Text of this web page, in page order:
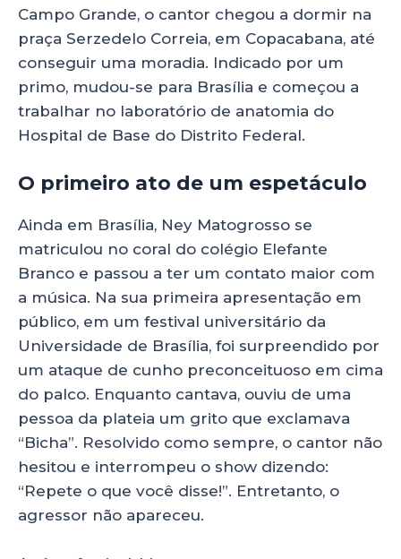
Campo Grande, o cantor chegou a dormir na
praça Serzedelo Correia, em Copacabana, até
conseguir uma moradia. Indicado por um
primo, mudou-se para Brasília e começou a
trabalhar no laboratório de anatomia do
Hospital de Base do Distrito Federal.
O primeiro ato de um espetáculo
Ainda em Brasília, Ney Matogrosso se
matriculou no coral do colégio Elefante
Branco e passou a ter um contato maior com
a música. Na sua primeira apresentação em
público, em um festival universitário da
Universidade de Brasília, foi surpreendido por
um ataque de cunho preconceituoso em cima
do palco. Enquanto cantava, ouviu de uma
pessoa da plateia um grito que exclamava
“Bicha”. Resolvido como sempre, o cantor não
hesitou e interrompeu o show dizendo:
“Repete o que você disse!”. Entretanto, o
agressor não apareceu.